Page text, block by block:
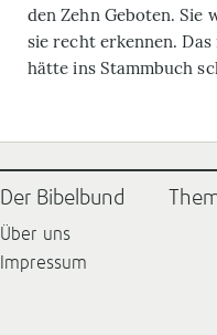
den Zehn Geboten. Sie
sie recht erkennen.
hätte ins Stammbuch
Der Bibelbund
Über uns
Impressum